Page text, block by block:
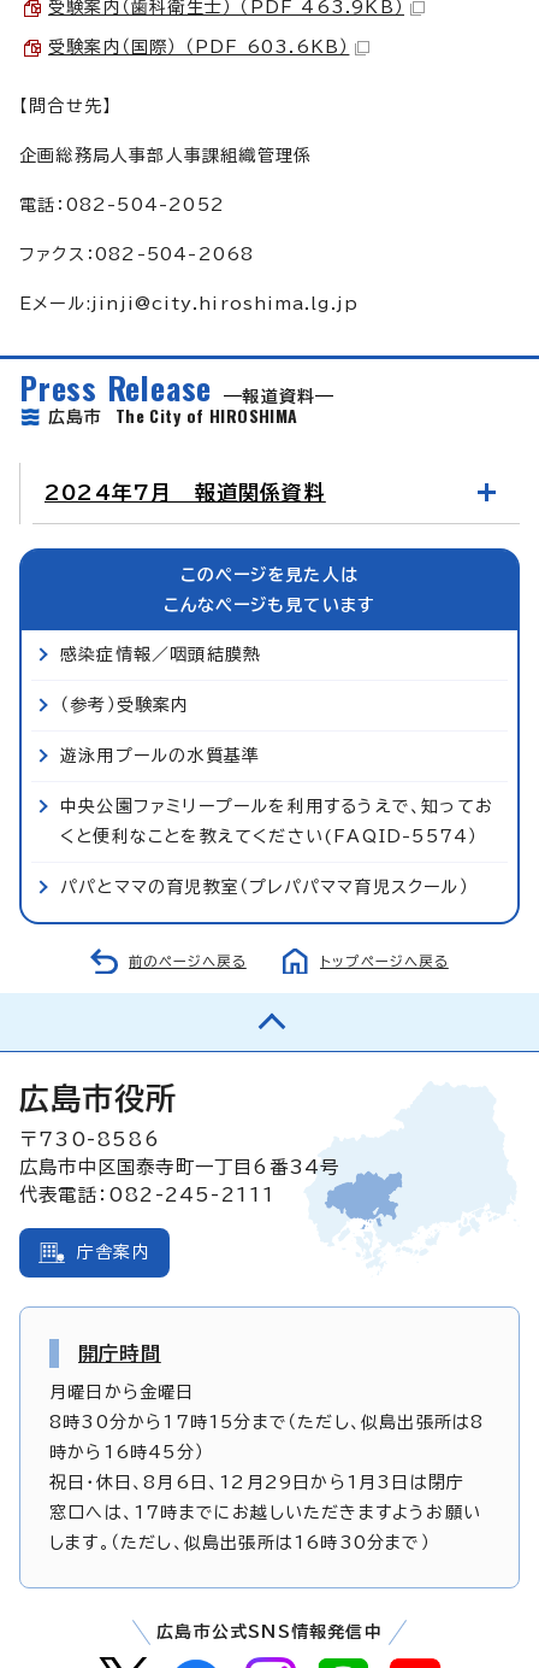
受験案内（歯科衛生士） （PDF 463.9KB）
受験案内（国際） （PDF 603.6KB）
【問合せ先】
企画総務局人事部人事課組織管理係
電話：082-504-2052
ファクス：082-504-2068
Eメール: jinji@city.hiroshima.lg.jp
Press Release
報道資料
広島市 The City of HIROSHIMA
2024年7月 報道関係資料
このページを見た人は
こんなページも見ています
感染症情報／咽頭結膜熱
（参考）受験案内
遊泳用プールの水質基準
中央公園ファミリープールを利用するうえで、知ってお
くと便利なことを教えてください(FAQID-5574）
パパとママの育児教室（プレパパママ育児スクール）
前のページへ戻る トップページへ戻る
広島市役所
〒730-8586
広島市中区国泰寺町一丁目6番34号
代表電話：082-245-2111
庁舎案内
開庁時間
月曜日から金曜日
8時30分から17時15分まで（ただし、似島出張所は8
時から16時45分）
祝日・休日、8月6日、12月29日から1月3日は閉庁
窓口へは、17時までにお越しいただきますようお願い
します。（ただし、似島出張所は16時30分まで）
広島市公式SNS情報発信中